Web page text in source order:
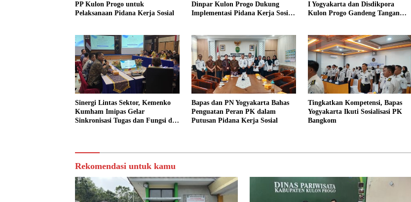
PP Kulon Progo untuk
Pelaksanaan Pidana Kerja Sosial
Dinpar Kulon Progo Dukung
Implementasi Pidana Kerja Sosial
I Yogyakarta dan Disdikpora
Kulon Progo Gandeng Tangan
Sinergi Lintas Sektor, Kemenko
Kumham Imipas Gelar
Sinkronisasi Tugas dan Fungsi di
Bapas dan PN Yogyakarta Bahas
Penguatan Peran PK dalam
Putusan Pidana Kerja Sosial
Tingkatkan Kompetensi, Bapas
Yogyakarta Ikuti Sosialisasi PK
Bangkom
Rekomendasi untuk kamu